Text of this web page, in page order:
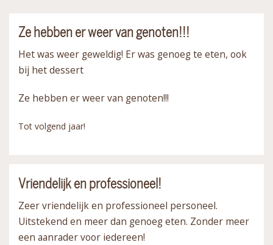
Ze hebben er weer van genoten!!!
Het was weer geweldig! Er was genoeg te eten, ook
bij het dessert
Ze hebben er weer van genoten!!!
Tot volgend jaar!
Vriendelijk en professioneel!
Zeer vriendelijk en professioneel personeel.
Uitstekend en meer dan genoeg eten. Zonder meer
een aanrader voor iedereen!